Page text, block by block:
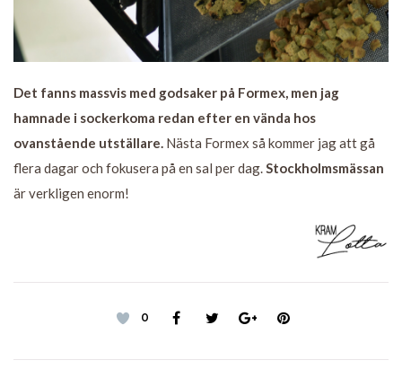
Det fanns massvis med godsaker på Formex, men jag
hamnade i sockerkoma redan efter en vända hos
ovanstående utställare. Nästa Formex så kommer jag att gå
flera dagar och fokusera på en sal per dag.Stockholmsmässan
är verkligen enorm!
0